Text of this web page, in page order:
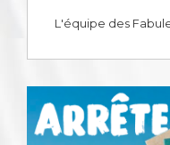
L'équipe des